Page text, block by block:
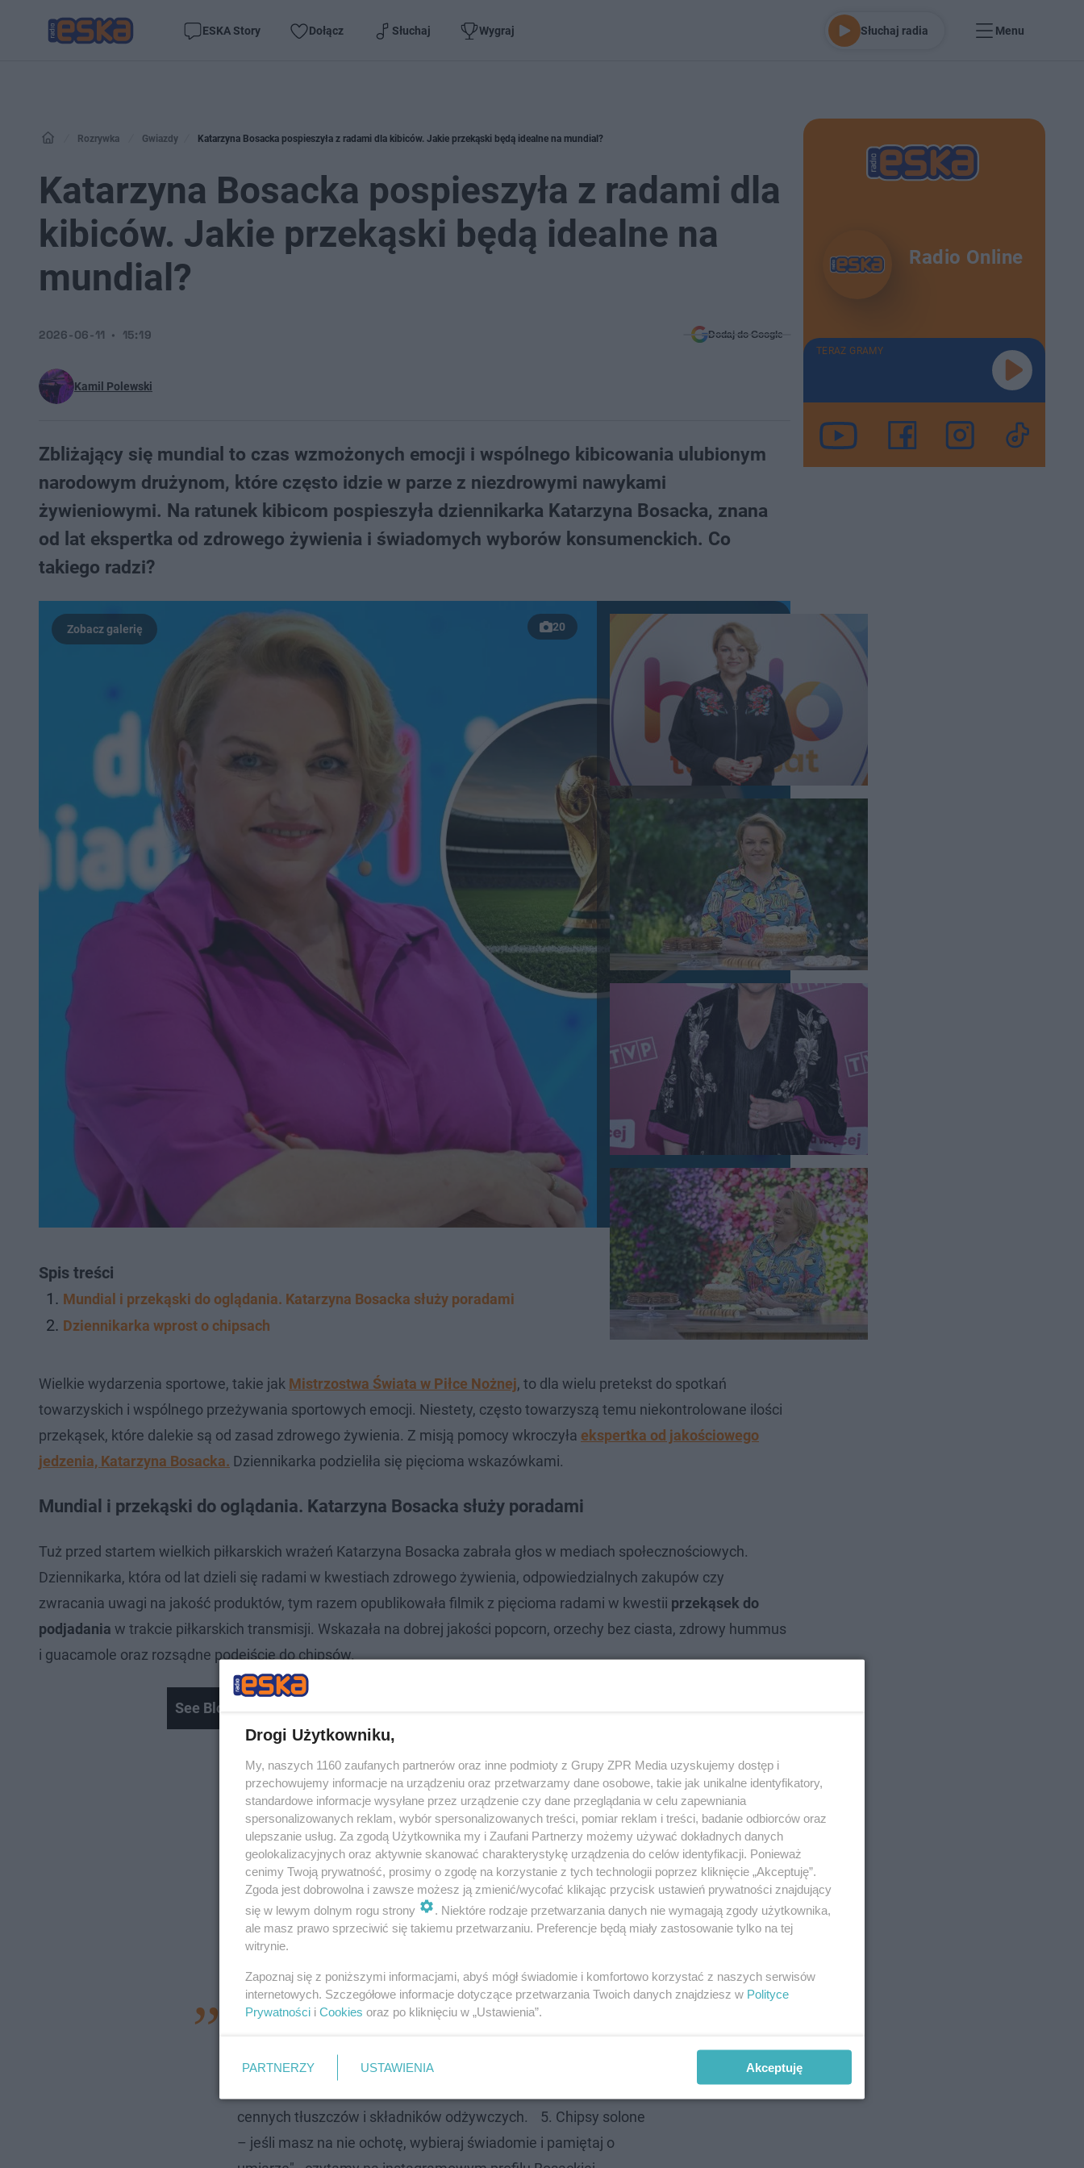
ESKA Story Dołącz Słuchaj Wygraj Słuchaj radia Menu
Rozrywka Gwiazdy Katarzyna Bosacka pospieszyła z radami dla kibiców. Jakie przekąski będą idealne na mundial?
Katarzyna Bosacka pospieszyła z radami dla
kibiców. Jakie przekąski będą idealne na
mundial?
Kamil Polewski
2026-06-11 15:19 Dodaj do Google
Zbliżający się mundial to czas wzmożonych emocji i wspólnego kibicowania ulubionym
narodowym drużynom, które często idzie w parze z niezdrowymi nawykami
żywieniowymi. Na ratunek kibicom pospieszyła dziennikarka Katarzyna Bosacka, znana
od lat ekspertka od zdrowego żywienia i świadomych wyborów konsumenckich. Co
takiego radzi?
20
Spis treści
Mundial i przekąski do oglądania. Katarzyna Bosacka służy poradami
Dziennikarka wprost o chipsach
Wielkie wydarzenia sportowe, takie jak Mistrzostwa Świata w Piłce Nożnej, to dla wielu pretekst do spotkań
towarzyskich i wspólnego przeżywania sportowych emocji. Niestety, często towarzyszą temu niekontrolowane ilości
przekąsek, które dalekie są od zasad zdrowego żywienia. Z misją pomocy wkroczyła ekspertka od jakościowego
jedzenia, Katarzyna Bosacka. Dziennikarka podzieliła się pięcioma wskazówkami.
Mundial i przekąski do oglądania. Katarzyna Bosacka służy poradami
Tuż przed startem wielkich piłkarskich wrażeń Katarzyna Bosacka zabrała głos w mediach społecznościowych.
Dziennikarka, która od lat dzieli się radami w kwestiach zdrowego żywienia, odpowiedzialnych zakupów czy
zwracania uwagi na jakość produktów, tym razem opublikowała filmik z pięcioma radami w kwestii przekąsek do
podjadania w trakcie piłkarskich transmisji. Wskazała na dobrej jakości popcorn, orzechy bez ciasta, zdrowy hummus
i guacamole oraz rozsądne podejście do chipsów.
See Bloggers - Doda
"1. Popcorn – lekki, chrupiący i bogaty w błonnik. 2. Orzechy,
Hummus z warzywami – sycąca przekąska pełna białka i
cennych tłuszczów i składników odżywczych. 5. Chipsy solone
– jeśli masz na nie ochotę, wybieraj świadomie i pamiętaj o
Radio Online
TERAZ GRAMY
Drogi Użytkowniku,
My, naszych 1160 zaufanych partnerów oraz inne podmioty z Grupy ZPR Media uzyskujemy dostęp i
przechowujemy informacje na urządzeniu oraz przetwarzamy dane osobowe, takie jak unikalne identyfikatory,
standardowe informacje wysyłane przez urządzenie czy dane przeglądania w celu zapewniania
spersonalizowanych reklam, wybór spersonalizowanych treści, pomiar reklam i treści, badanie odbiorców oraz
ulepszanie usług. Za zgodą Użytkownika my i Zaufani Partnerzy możemy używać dokładnych danych
geolokalizacyjnych oraz aktywnie skanować charakterystykę urządzenia do celów identyfikacji. Ponieważ
cenimy Twoją prywatność, prosimy o zgodę na korzystanie z tych technologii poprzez kliknięcie „Akceptuję”.
Zgoda jest dobrowolna i zawsze możesz ją zmienić/wycofać klikając przycisk ustawień prywatności znajdujący
się w lewym dolnym rogu strony
. Niektóre rodzaje przetwarzania danych nie wymagają zgody użytkownika,
ale masz prawo sprzeciwić się takiemu przetwarzaniu. Preferencje będą miały zastosowanie tylko na tej
witrynie.
Zapoznaj się z poniższymi informacjami, abyś mógł świadomie i komfortowo korzystać z naszych serwisów
internetowych. Szczegółowe informacje dotyczące przetwarzania Twoich danych znajdziesz w Polityce
Prywatności i Cookies oraz po kliknięciu w „Ustawienia”.
PARTNERZY USTAWIENIA Akceptuję